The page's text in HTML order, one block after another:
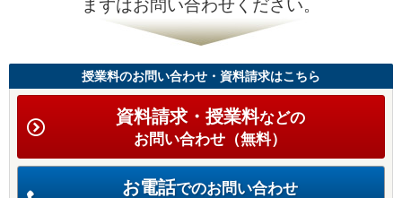
まずはお問い合わせください。
授業料のお問い合わせ・資料請求はこちら
資料請求・授業料などの
お問い合わせ（無料）
お電話でのお問い合わせ